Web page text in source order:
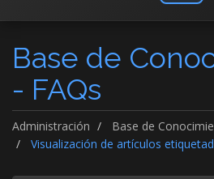
o
menú
de
Base de
- FAQs
Administración
Base de
Visualización de artículos